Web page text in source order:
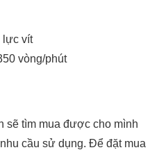
lực vít
vòng/phút
sẽ tìm mua được cho mình
cầu sử dụng. Để đặt mua